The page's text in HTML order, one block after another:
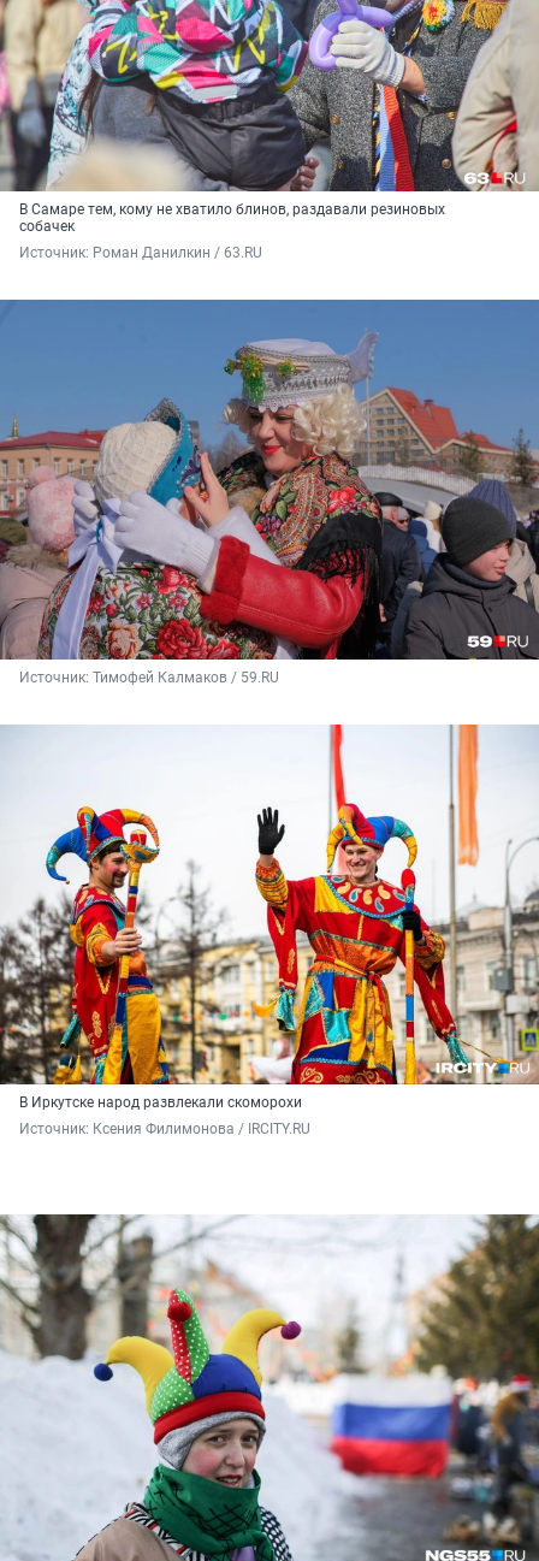
В Самаре тем, кому не хватило блинов, раздавали резиновых
собачек
Источник: Роман Данилкин / 63.RU
Источник: Тимофей Калмаков / 59.RU
В Иркутске народ развлекали скоморохи
Источник: Ксения Филимонова / IRCITY.RU